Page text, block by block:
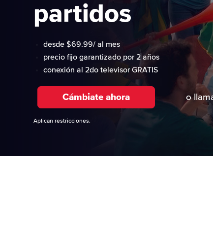
Programación
Paquetes
Paquete
Paquete
Paquete
Canales
Canales de
Canales para
Canales a la
partidos
desde $69.99/ al mes
precio fijo garantizado por 2 años
conexión al 2do televisor GRATIS
Cámbiate ahora o
Aplican restricciones.